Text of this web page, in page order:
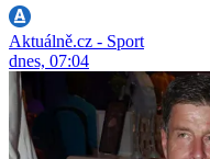
Aktuálně.cz - Sport
dnes, 07:04